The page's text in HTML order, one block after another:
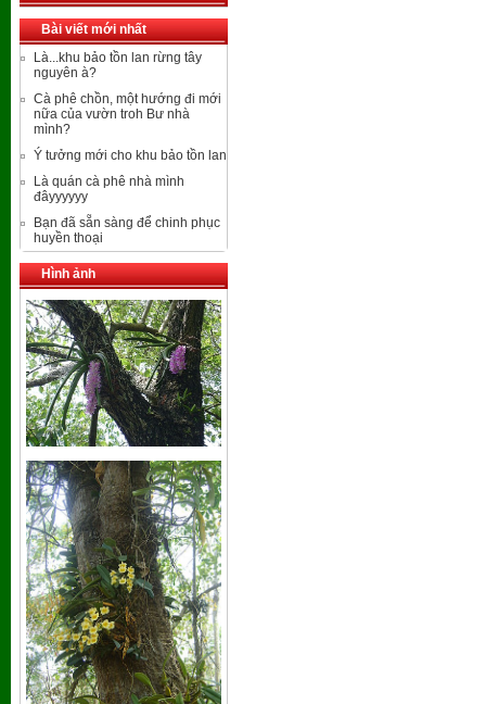
Bài viết mới nhất
Là...khu bảo tồn lan rừng tây
nguyên à?
Cà phê chồn, một hướng đi mới
nữa của vườn troh Bư nhà
mình?
Ý tưởng mới cho khu bảo tồn lan
Là quán cà phê nhà mình
đâyyyyyy
Bạn đã sẵn sàng để chinh phục
huyền thoại
Hình ảnh